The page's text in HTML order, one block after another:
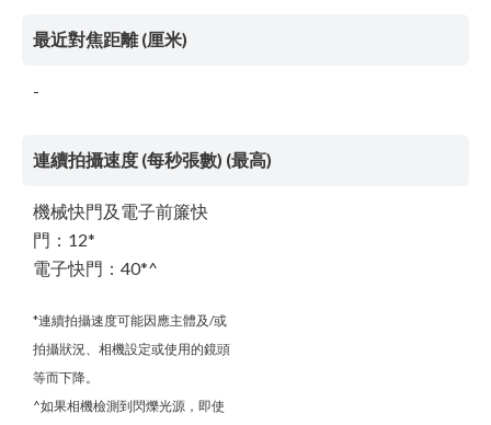
最近對焦距離 (厘米)
-
連續拍攝速度 (每秒張數) (最高)
機械快門及電子前簾快
門：12*
電子快門：40*^
*連續拍攝速度可能因應主體及/或
拍攝狀況、相機設定或使用的鏡頭
等而下降。
^如果相機檢測到閃爍光源，即使